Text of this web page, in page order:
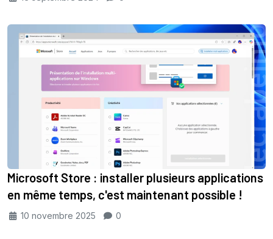
Microsoft Store : installer plusieurs applications
en même temps, c'est maintenant possible !
10 novembre 2025 0